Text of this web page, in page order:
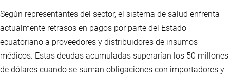
Según representantes del sector, el sistema de salud enfrenta
actualmente retrasos en pagos por parte del Estado
ecuatoriano a proveedores y distribuidores de insumos
médicos. Estas deudas acumuladas superarían los 50 millones
de dólares cuando se suman obligaciones con importadores y